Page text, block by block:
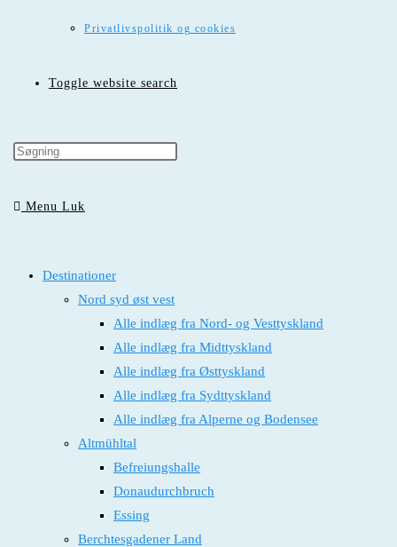
Privatlivspolitik og cookies
Toggle website search
Menu Luk
Destinationer
Nord syd øst vest
Alle indlæg fra Nord- og Vesttyskland
Alle indlæg fra Midttyskland
Alle indlæg fra Østtyskland
Alle indlæg fra Sydttyskland
Alle indlæg fra Alperne og Bodensee
Altmühltal
Befreiungshalle
Donaudurchbruch
Essing
Berchtesgadener Land